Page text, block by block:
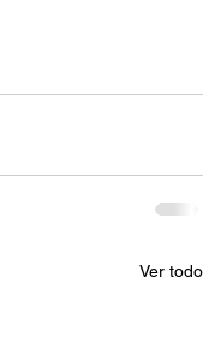
Ver todo